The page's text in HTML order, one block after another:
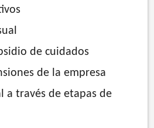
de cuidados
de la empresa
través de etapas de